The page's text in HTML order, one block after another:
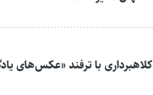
کلاهبرداری با ترفند «عکس‌های